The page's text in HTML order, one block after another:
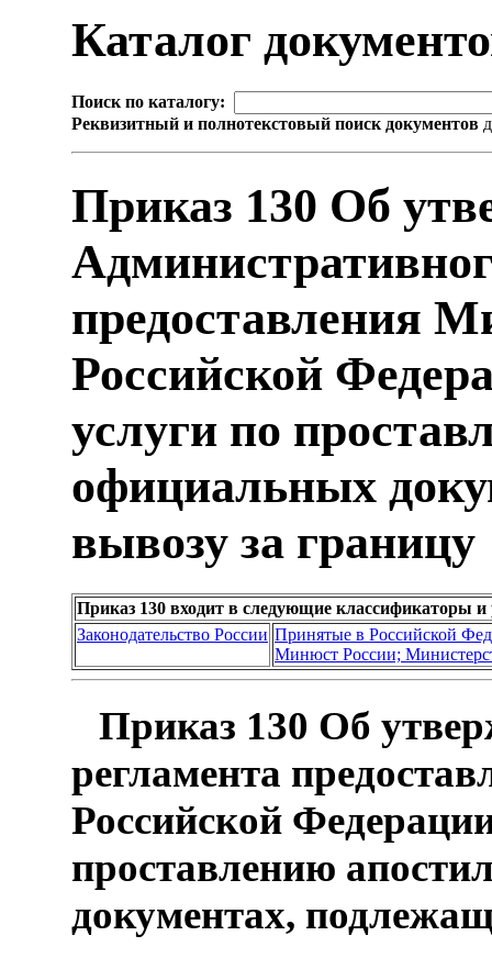
Каталог
Поиск по каталогу:
Реквизитный и полнотекстовый поиск документов
Приказ 130 Об
предоставления
Российской
услуги по
официальных
вывозу за границу
Приказ 130 входит в следующие классификаторы и
Законодательство России Принятые в Российской
Минюст России;
Приказ 130 Об
регламента
Российской
проставлению
документах,